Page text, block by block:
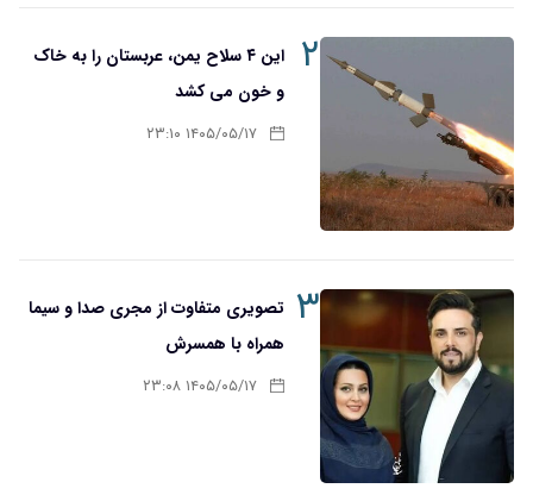
۲
این ۴ سلاح یمن، عربستان را به خاک
و خون می کشد
۱۴۰۵/۰۵/۱۷ ۲۳:۱۰
۳ تصویری متفاوت از مجری صدا و سیما
همراه با همسرش
۱۴۰۵/۰۵/۱۷ ۲۳:۰۸